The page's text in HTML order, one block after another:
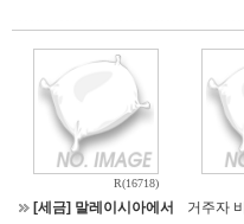
R(16718)
[세금] 말레이시아에서 받은 월
거주자